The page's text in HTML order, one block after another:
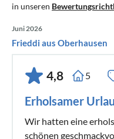
in unseren
Juni 2026
Frieddi aus Oberhausen
4,8 5
Erholsamer
Wir hatten eine
schönen